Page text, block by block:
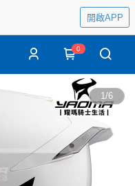
開啟APP
0
1/6